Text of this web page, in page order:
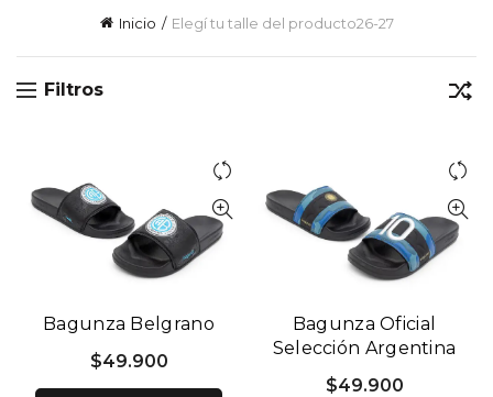
Inicio Elegí tu talle del producto26-27
Filtros
Bagunza Belgrano
$49.900
Bagunza Oficial
Selección Argentina
Negra y Azul
$49.900